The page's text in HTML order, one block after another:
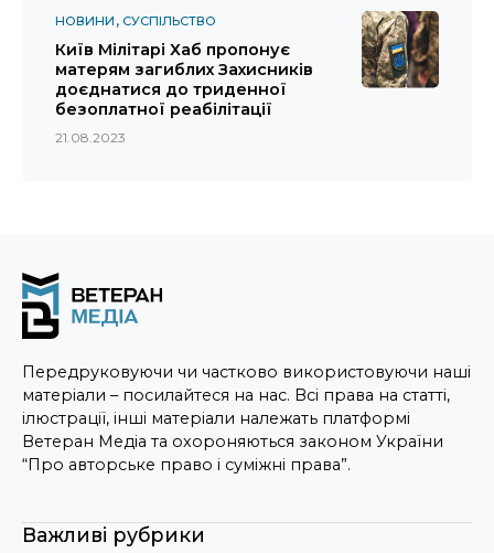
НОВИНИ СУСПІЛЬСТВО
Київ Мілітарі Хаб пропонує
матерям загиблих Захисників
доєднатися до триденної
безоплатної реабілітації
21.08.2023
Передруковуючи чи частково використовуючи наші
матеріали – посилайтеся на нас. Всі права на статті,
ілюстрації, інші матеріали належать платформі
Ветеран Медіа та охороняються законом України
“Про авторське право і суміжні права”.
Важливі рубрики